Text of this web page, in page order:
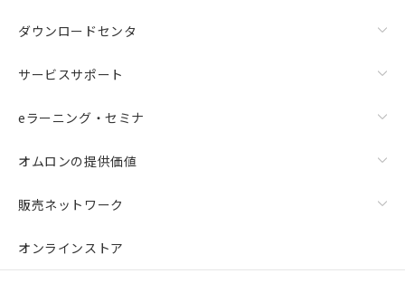
ダウンロードセンタ
サービスサポート
eラーニング・セミナ
オムロンの提供価値
販売ネットワーク
オンラインストア